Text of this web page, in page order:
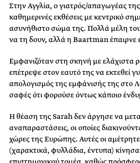
Στην Αγγλία, ο γιατρός/απαγωγέας
καθημερινές εκθέσεις με κεντρικό
ασυνήθιστο σώμα της. Πολλά μέλη
να τη δουν, αλλά η Baartman έπαιρνε
Εμφανιζόταν στη σκηνή με ελάχιστα
επέτρεψε στον εαυτό της να εκτεθεί
απολογισμός της εμφάνισής της στο
σαφές ότι φορούσε όντως κάποιο
Η θέαση της Sarah δεν άργησε να
αναπαραστάσεις, οι οποίες
χώρες της Ευρώπης. Αυτές οι
(χαρακτικά, φυλλάδια, έντυπα)